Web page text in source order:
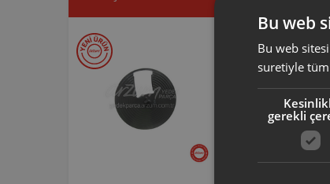
Bu web
Bu web
suretiyle tüm
gerekli